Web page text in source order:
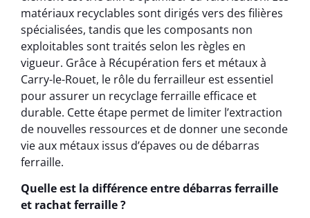
matériaux recyclables sont dirigés vers des filières
spécialisées, tandis que les composants non
exploitables sont traités selon les règles en
vigueur. Grâce à Récupération fers et métaux à
Carry-le-Rouet, le rôle du ferrailleur est essentiel
pour assurer un recyclage ferraille efficace et
durable. Cette étape permet de limiter l’extraction
de nouvelles ressources et de donner une seconde
vie aux métaux issus d’épaves ou de débarras
ferraille.
Quelle est la différence entre débarras ferraille
et rachat ferraille ?